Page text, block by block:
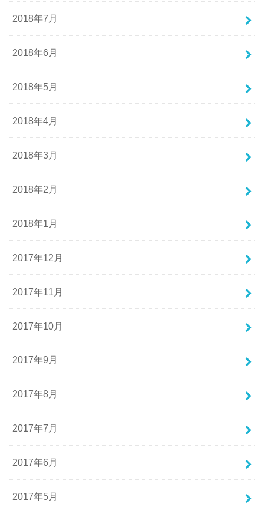
2018年7月
2018年6月
2018年5月
2018年4月
2018年3月
2018年2月
2018年1月
2017年12月
2017年11月
2017年10月
2017年9月
2017年8月
2017年7月
2017年6月
2017年5月